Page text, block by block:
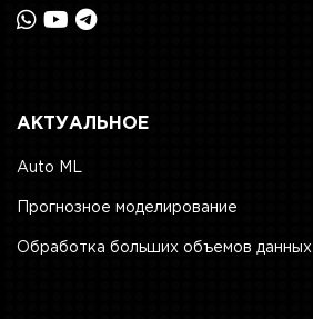
АКТУАЛЬНОЕ
Auto ML
Прогнозное моделирование
Обработка больших объемов данных